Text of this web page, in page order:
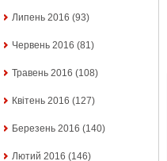
Липень 2016 (93)
Червень 2016 (81)
Травень 2016 (108)
Квітень 2016 (127)
Березень 2016 (140)
Лютий 2016 (146)